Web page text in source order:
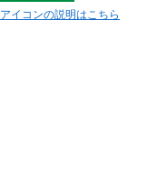
アイコンの説明はこちら